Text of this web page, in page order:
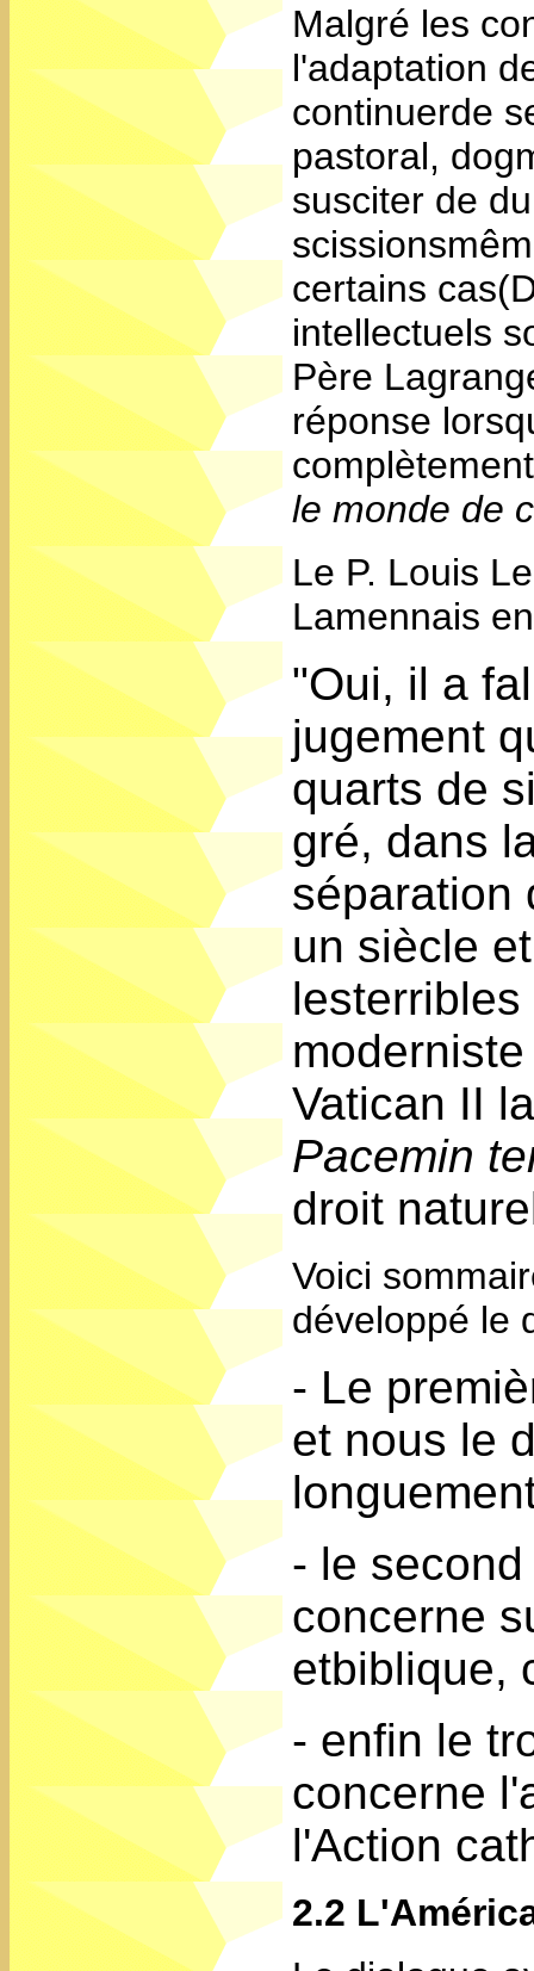
Malgré les
l'adaptation
continuerde
pastoral,
susciter de
certains
intellectuels
Père
réponse
le monde de
Le P. Louis
Lamennais
"Oui, il a
jugement
quarts de
gré, dans
séparation
un siècle
Vatican II
Pacemin
droit
Voici
développé le
- Le
et nous le
- le
concerne
etbiblique,
- enfin le
concerne
l'Action
2.2